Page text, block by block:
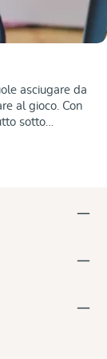
asciugare da
al gioco. Con
sotto
anche a tutto il